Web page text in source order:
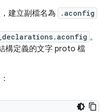
建立副檔名為
.aconfig
。
構定義的文字 proto 檔